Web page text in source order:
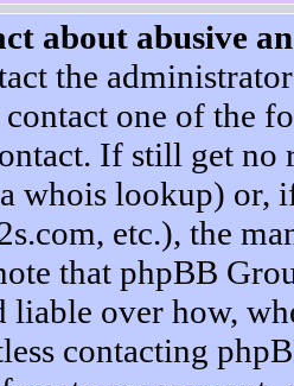
about abusive
the
one of the
If still get no
whois lookup) or,
etc.), the
that phpBB
liable over how,
contacting